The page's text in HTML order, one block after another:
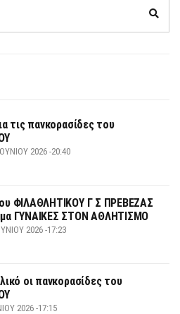
τις πανκορασίδες του
2026 -20:40
ΦΙΛΑΘΛΗΤΙΚΟΥ Γ Σ ΠΡΕΒΕΖΑΣ
ΓΥΝΑΙΚΕΣ ΣΤΟΝ ΑΘΛΗΤΙΣΜΟ
2026 -17:23
οι πανκορασίδες του
2026 -17:15